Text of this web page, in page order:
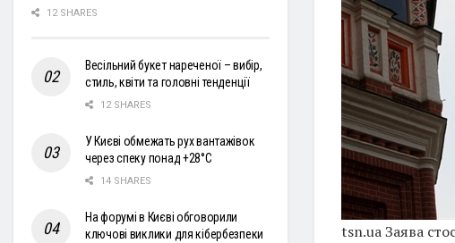
tsn.ua Заява
12 SHARES
Весільний букет нареченої – вибір,
стиль, квіти та головні тенденції
12 SHARES
У Києві обмежать рух вантажівок
через спеку понад +28°С
14 SHARES
На форумі в Києві обговорили
ключові виклики для кібербезпеки